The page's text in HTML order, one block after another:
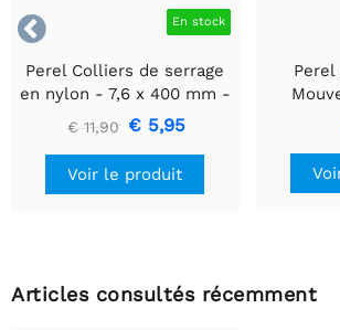
 En stock
Perel Colliers de serrage
en nylon - 7,6 x 400 mm -
noir - 100 pièces
€ 11,90 € 5,95
Voir le produit
de
Articles consultés récemment